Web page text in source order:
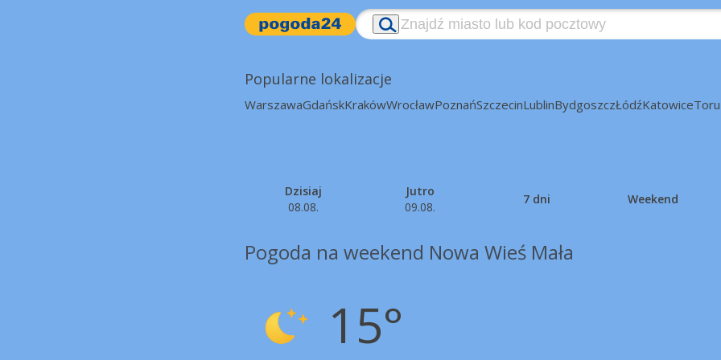
Popularne lokalizacje
WarszawaGdańskKrakówWrocławPoznańSzczecinLublinBydgoszczŁódźKatowice
Dzisiaj
08.08.
Jutro
09.08.
7 dni Weekend
Pogoda na weekend Nowa Wieś Mała
15°